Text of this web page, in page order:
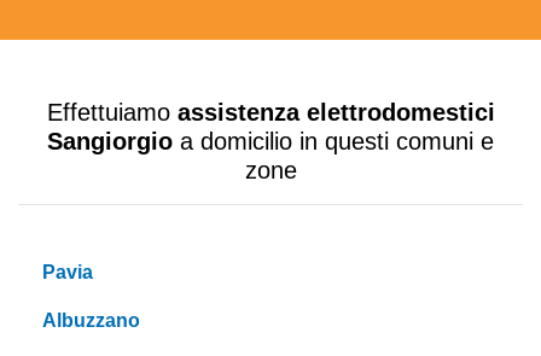
Effettuiamo assistenza elettrodomestici
Sangiorgio a domicilio in questi comuni e
zone
Pavia
Albuzzano